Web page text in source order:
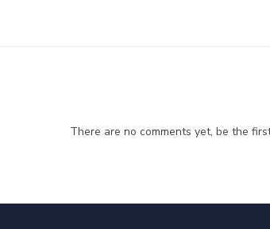
There are no comments yet, be the